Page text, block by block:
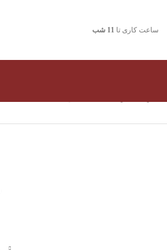
ساعت کاری تا 11 شب